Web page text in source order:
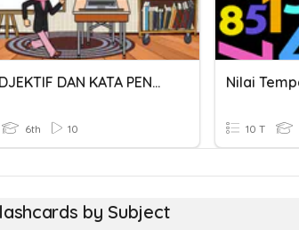
KATA ADJEKTIF DAN KATA PENGUAT
6th 10 10 T
by Subject